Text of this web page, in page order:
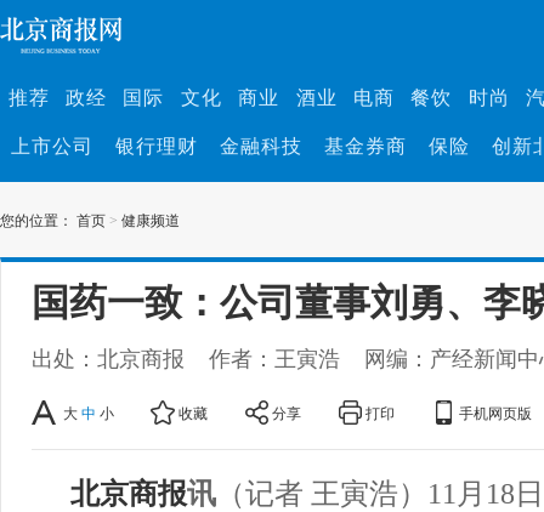
推荐 政经 国际 文化 商业 酒业 电商 餐饮 时尚
上市公司 银行理财 金融科技 基金券商 保险 创新
您的位置： 首页 > 健康频道
国药一致：公司董事刘勇、李
出处：北京商报 作者：王寅浩 网编：产经新闻中
大 中 小 收藏 分享 打印 手机网页版
北京商报讯 （记者 王寅浩）11月18